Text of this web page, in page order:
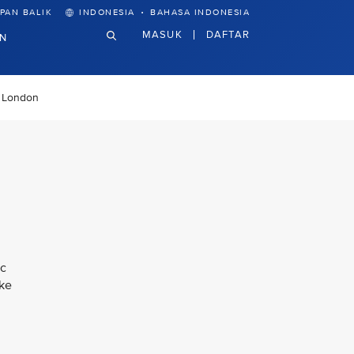
BALIK INDONESIA · BAHASA INDONESIA
MASUK DAFTAR